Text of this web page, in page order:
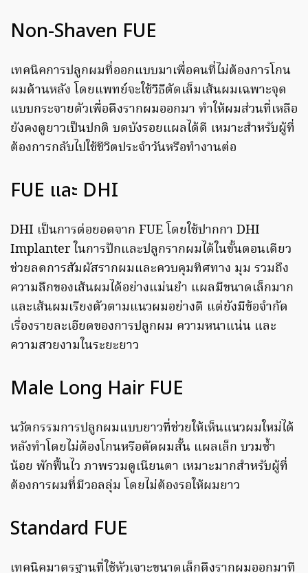
Non-Shaven FUE
เทคนิคการปลูกผมที่ออกแบบมาเพื่อคนที่ไม่ต้องการโกน
ผมด้านหลัง โดยแพทย์จะใช้วิธีตัดเล็มเส้นผมเฉพาะจุด
แบบกระจายตัวเพื่อดึงรากผมออกมา ทำให้ผมส่วนที่เหลือ
ยังคงดูยาวเป็นปกติ บดบังรอยแผลได้ดี เหมาะสำหรับผู้ที่
ต้องการกลับไปใช้ชีวิตประจำวันหรือทำงานต่อ
FUE และ DHI
DHI เป็นการต่อยอดจาก FUE โดยใช้ปากกา DHI
Implanter ในการปักและปลูกรากผมได้ในขั้นตอนเดียว
ช่วยลดการสัมผัสรากผมและควบคุมทิศทาง มุม รวมถึง
ความลึกของเส้นผมได้อย่างแม่นยำ แผลมีขนาดเล็กมาก
และเส้นผมเรียงตัวตามแนวผมอย่างดี แต่ยังมีข้อจำกัด
เรื่องรายละเอียดของการปลูกผม ความหนาแน่น และ
ความสวยงามในระยะยาว
Male Long Hair FUE
นวัตกรรมการปลูกผมแบบยาวที่ช่วยให้เห็นแนวผมใหม่ได้
หลังทำโดยไม่ต้องโกนหรือตัดผมสั้น แผลเล็ก บวมช้ำ
น้อย พักฟื้นไว ภาพรวมดูเนียนตา เหมาะมากสำหรับผู้ที่
ต้องการผมที่มีวอลลุ่ม โดยไม่ต้องรอให้ผมยาว
Standard FUE
เทคนิคมาตรฐานที่ใช้หัวเจาะขนาดเล็กดึงรากผมออกมาที